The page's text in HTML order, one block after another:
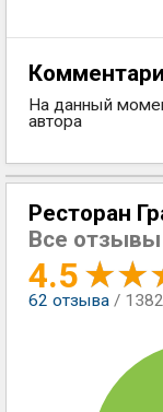
На данный
автора
Ресторан
Все отзывы
4.5
62 отзыва /